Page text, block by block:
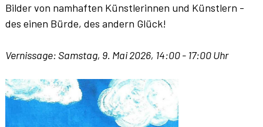
Bilder von namhaften Künstlerinnen und Künstlern -
des einen Bürde, des andern Glück!
Vernissage: Samstag, 9. Mai 2026, 14:00 - 17:00 Uhr